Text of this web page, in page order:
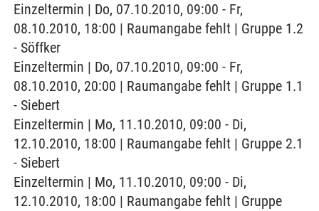
Einzeltermin | Do, 07.10.2010, 09:00 - Fr,
08.10.2010, 18:00 | Raumangabe fehlt | Gruppe 1.2
- Söffker
Einzeltermin | Do, 07.10.2010, 09:00 - Fr,
08.10.2010, 20:00 | Raumangabe fehlt | Gruppe 1.1
- Siebert
Einzeltermin | Mo, 11.10.2010, 09:00 - Di,
12.10.2010, 18:00 | Raumangabe fehlt | Gruppe 2.1
- Siebert
Einzeltermin | Mo, 11.10.2010, 09:00 - Di,
12.10.2010, 18:00 | Raumangabe fehlt | Gruppe